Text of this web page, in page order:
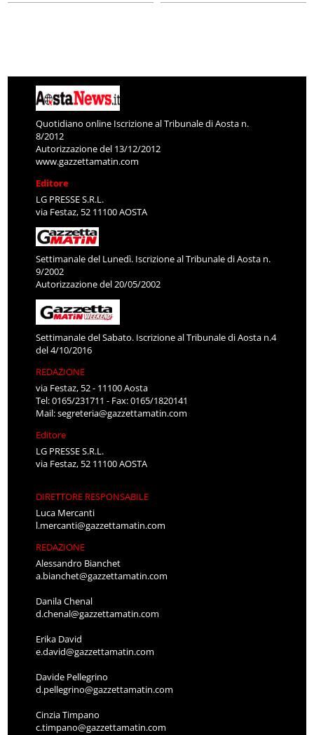
Quotidiano online Iscrizione al Tribunale di Aosta n.
8/2012
Autorizzazione del 13/12/2012
www.gazzettamatin.com
Editore
LG PRESSE S.R.L.
via Festaz, 52 11100 AOSTA
Settimanale del Lunedì. Iscrizione al Tribunale di Aosta n.
9/2002
Autorizzazione del 20/05/2002
Settimanale del Sabato. Iscrizione al Tribunale di Aosta n.4
del 4/10/2016
REDAZIONE
via Festaz, 52 - 11100 Aosta
Tel: 0165/231711 - Fax: 0165/1820141
Mail:segreteria@gazzettamatin.com
Editore
LG PRESSE S.R.L.
via Festaz, 52 11100 AOSTA
DIRETTORE RESPONSABILE
Luca Mercanti
l.mercanti@gazzettamatin.com
REDAZIONE
Alessandro Bianchet
a.bianchet@gazzettamatin.com
Danila Chenal
d.chenal@gazzettamatin.com
Erika David
e.david@gazzettamatin.com
Davide Pellegrino
d.pellegrino@gazzettamatin.com
Cinzia Timpano
c.timpano@gazzettamatin.com